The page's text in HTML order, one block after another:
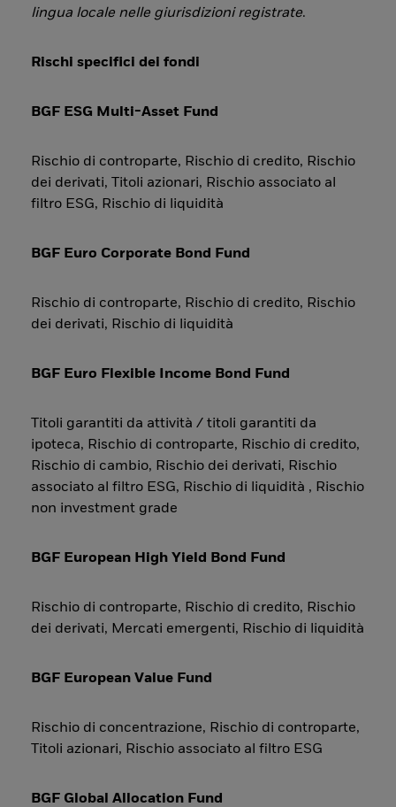
lingua locale nelle giurisdizioni registrate.
Rischi specifici dei fondi
BGF ESG Multi-Asset Fund
Rischio di controparte, Rischio di credito, Rischio
dei derivati, Titoli azionari, Rischio associato al
filtro ESG, Rischio di liquidità
BGF Euro Corporate Bond Fund
Rischio di controparte, Rischio di credito, Rischio
dei derivati, Rischio di liquidità
BGF Euro Flexible Income Bond Fund
Titoli garantiti da attività / titoli garantiti da
ipoteca, Rischio di controparte, Rischio di credito,
Rischio di cambio, Rischio dei derivati, Rischio
associato al filtro ESG, Rischio di liquidità , Rischio
non investment grade
BGF European High Yield Bond Fund
Rischio di controparte, Rischio di credito, Rischio
dei derivati, Mercati emergenti, Rischio di liquidità
BGF European Value Fund
Rischio di concentrazione, Rischio di controparte,
Titoli azionari, Rischio associato al filtro ESG
BGF Global Allocation Fund